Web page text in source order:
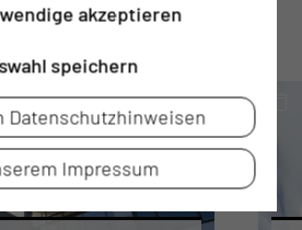
akzeptieren
speichern
Datenschutzhinweisen
Impressum